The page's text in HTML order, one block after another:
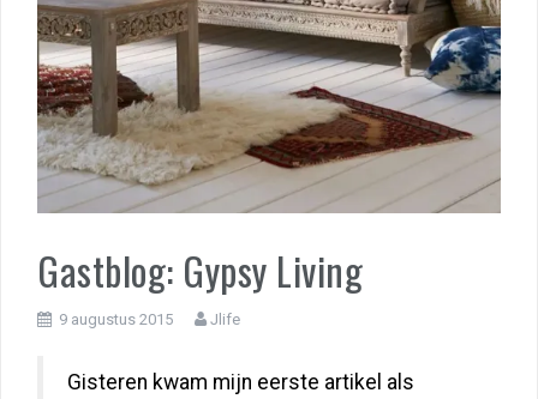
Gastblog: Gypsy Living
9 augustus 2015 Jlife
Gisteren kwam mijn eerste artikel als